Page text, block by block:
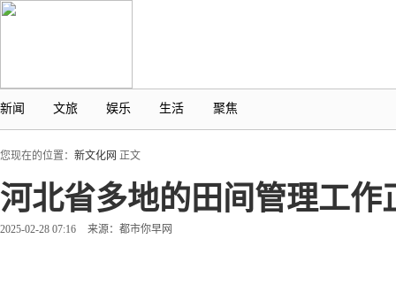
新闻 文旅 娱乐 生活 聚焦
您现在的位置： 新文化网 正文
河北省多地的田间管理工作
2025-02-28 07:16 来源：都市你早网